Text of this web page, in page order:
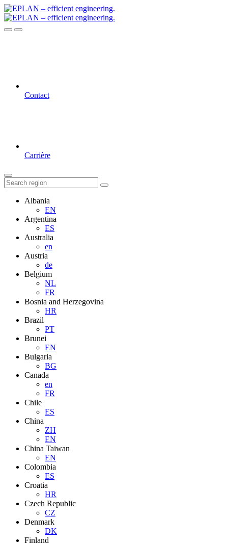
Contact
Carrière
Albania
EN
Argentina
ES
Australia
en
Austria
de
Belgium
NL
FR
Bosnia and Herzegovina
HR
Brazil
PT
Brunei
EN
Bulgaria
BG
Canada
en
FR
Chile
ES
China
ZH
EN
China Taiwan
EN
Colombia
ES
Croatia
HR
Czech Republic
CZ
Denmark
DK
Finland